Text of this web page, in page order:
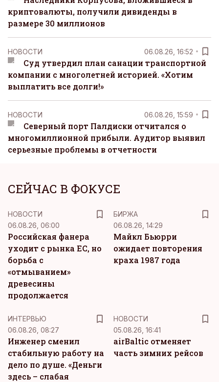
криптовалюты, получили дивиденды в
размере 30 миллионов
НОВОСТИ 06.08.26, 16:52
Суд утвердил план санации транспортной
компании с многолетней историей. «Хотим
выплатить все долги!»
НОВОСТИ 06.08.26, 15:59
Северный порт Палдиски отчитался о
многомиллионной прибыли. Аудитор выявил
серьезные проблемы в отчетности
СЕЙЧАС В ФОКУСЕ
НОВОСТИ
06.08.26, 06:00
Российская фанера
уходит с рынка ЕС, но
борьба с
«отмыванием»
древесины
продолжается
БИРЖА
06.08.26, 14:29
Майкл Бьюрри
ожидает повторения
краха 1987 года
ИНТЕРВЬЮ
06.08.26, 08:27
Инженер сменил
стабильную работу на
дело по душе. «Деньги
здесь – слабая
НОВОСТИ
05.08.26, 16:41
airBaltic отменяет
часть зимних рейсов